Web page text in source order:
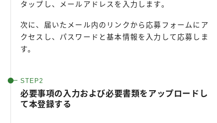
タップし、メールアドレスを入力します。
次に、届いたメール内のリンクから応募フォームにア
クセスし、パスワードと基本情報を入力して応募しま
す。
必要事項の入力および必要書類をアップロードし
て本登録する